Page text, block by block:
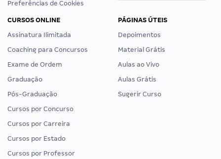
Preferências de Cookies
CURSOS ONLINE
Assinatura Ilimitada
Coaching para Concursos
Exame de Ordem
Graduação
Pós-Graduação
Cursos por Concurso
Cursos por Carreira
Cursos por Estado
Cursos por Professor
PÁGINAS ÚTEIS
Depoimentos
Material Grátis
Aulas ao Vivo
Aulas Grátis
Sugerir Curso